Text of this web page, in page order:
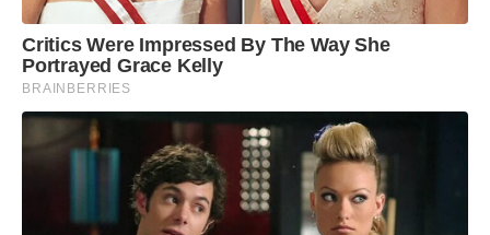
Critics Were Impressed By The Way She
Portrayed Grace Kelly
BRAINBERRIES